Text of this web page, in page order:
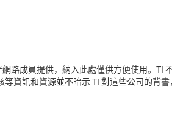
路成員提供，納入此處僅供方便使用。
資訊和資源並不暗示 TI 對這些公司的背